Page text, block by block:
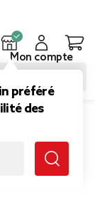
préféré
des
Mon compte
effet
cm